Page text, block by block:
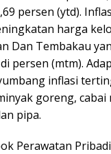
persen (ytd).
harga
Dan Tembakau
persen (mtm).
inflasi
goreng, cabai
pipa.
Perawatan Pribadi